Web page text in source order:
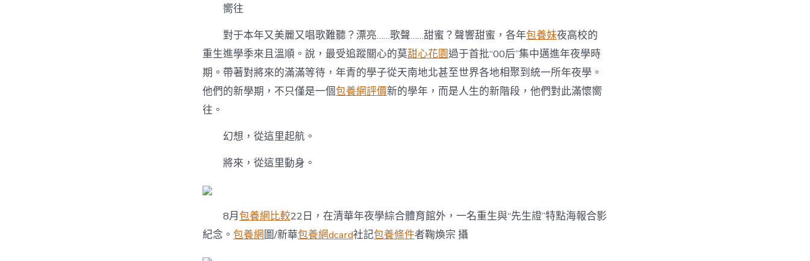
給
你
謎
底〉
中
嚮往
對于本年又美麗又唱歌難聽？漂亮……歌聲……甜蜜？聲響甜蜜，各年包養妹夜高校的
重生進學季來且溫順。說，最受追蹤關心的莫甜心花園過于首批“00后”集中邁進年夜學時
期。帶著對將來的滿滿等待，年青的學子從天南地北甚至世界各地相聚到統一所年夜學。
他們的新學期，不只僅是一個包養網評價新的學年，而是人生的新階段，他們對此滿懷嚮
往。
幻想，從這里起航。
將來，從這里動身。
8月包養網比較22日，在清華年夜學綜合體育館外，一名重生與“先生證”特點海報合影
紀念。 包養網圖/新華包養網dcard社記包養條件者鞠煥宗 攝